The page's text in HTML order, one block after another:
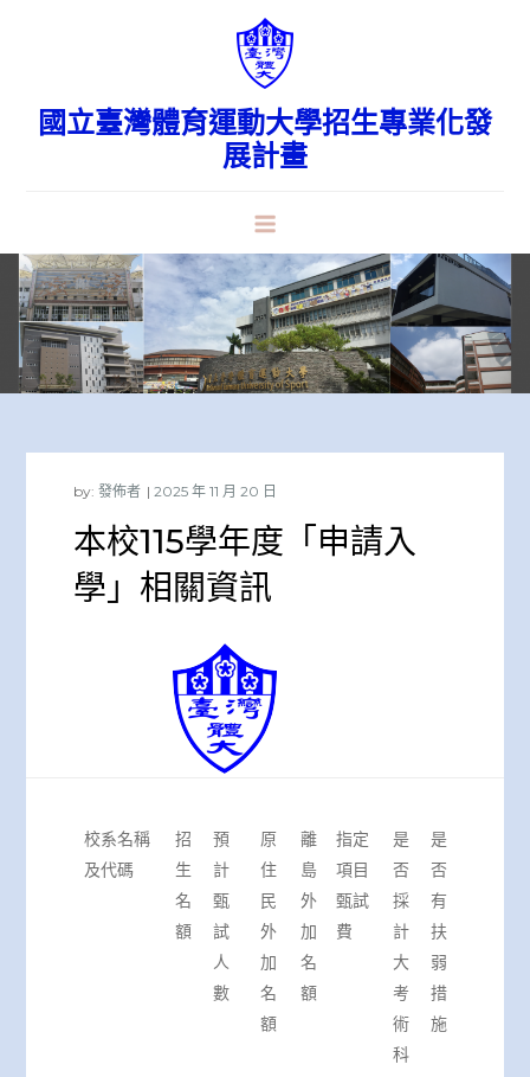
國立臺灣體育運動大學招生專業化發
展計畫
by:發佈者
本校115學年度「申請入
學」相關資訊
校系名稱
及代碼
招
生
名
額
預
計
甄
試
人
數
原
住
民
外
加
名
額
離
島
外
加
名
額
指定
項目
甄試
費
是
否
採
計
大
考
術
科
是
否
有
扶
弱
措
施